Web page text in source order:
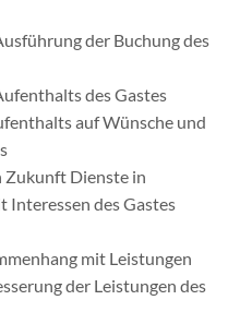
der Buchung des
des Gastes
auf Wünsche und
Zukunft Dienste in
Interessen des Gastes
mit Leistungen
der Leistungen des